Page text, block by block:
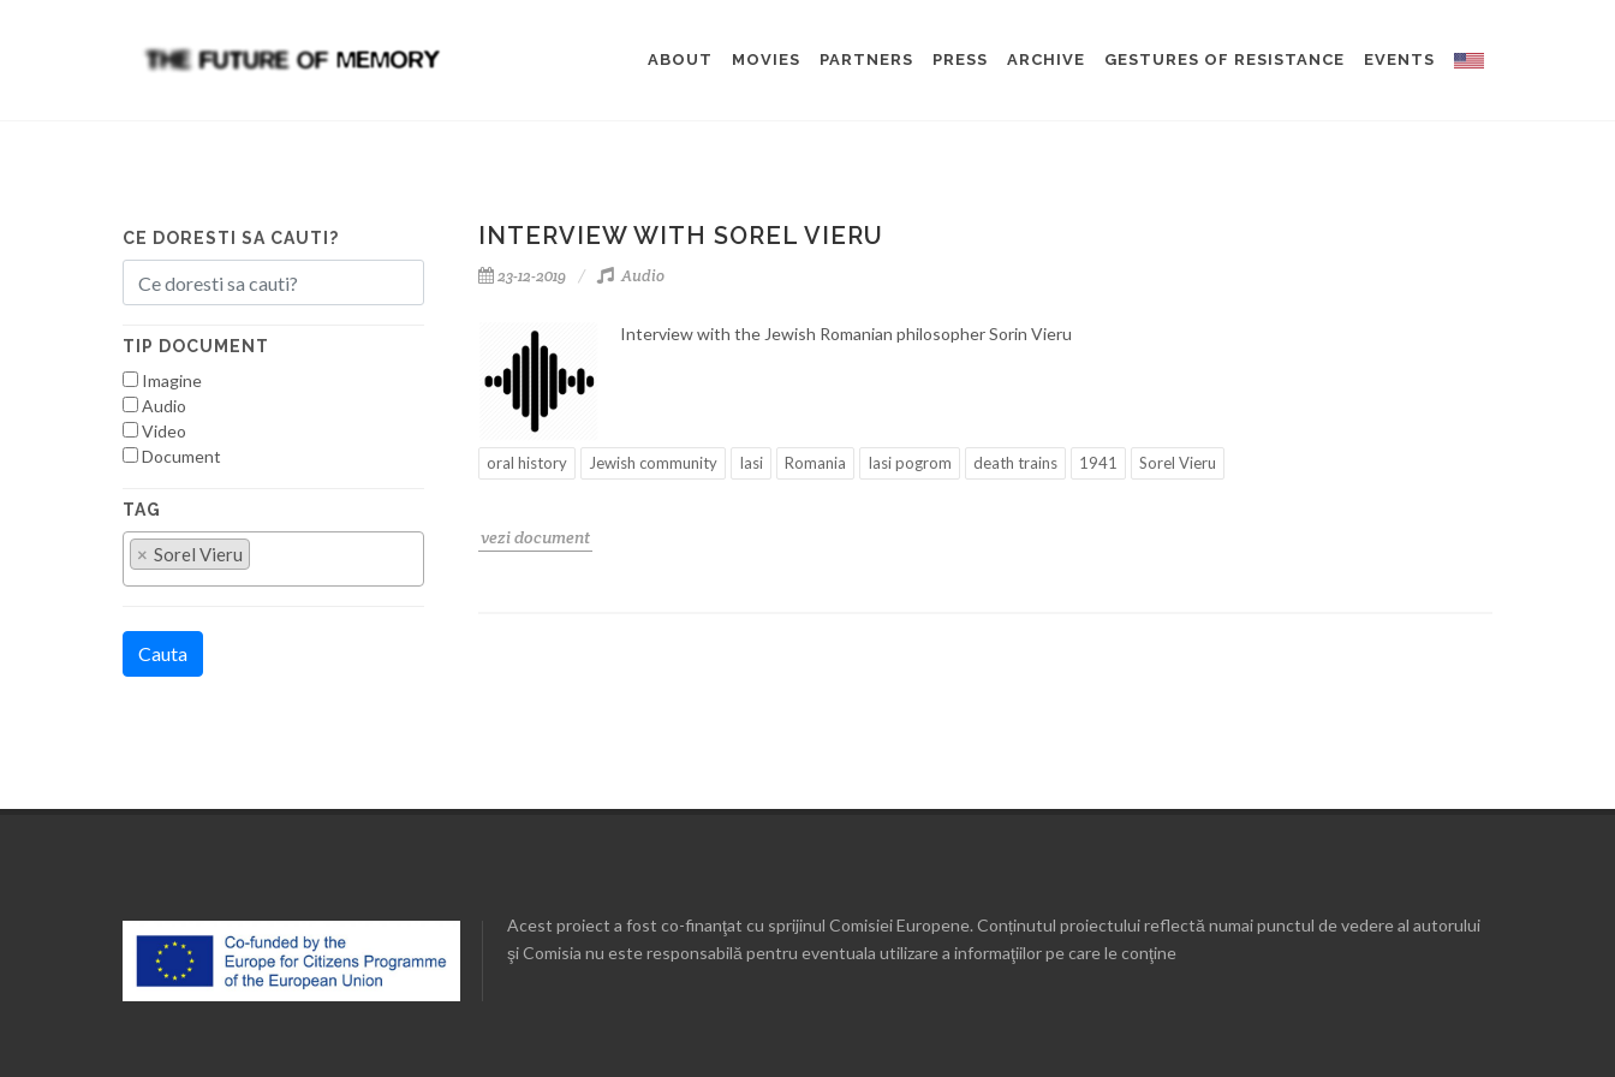
ABOUT MOVIES PARTNERS PRESS ARCHIVE GESTURES OF RESISTANCE EVENTS
INTERVIEW WITH SOREL VIERU
23-12-2019 Audio
Interview with the Jewish Romanian philosopher Sorin Vieru
oral history Jewish community Iasi Romania Iasi pogrom death trains 1941 Sorel Vieru
vezi document
CE DORESTI SA CAUTI?
TIP DOCUMENT
Imagine
Audio
Video
Document
TAG
× Sorel Vieru
Cauta
Acest proiect a fost co-finanţat cu sprijinul Comisiei Europene. Conținutul proiectului reflectă numai punctul de vedere al autorului
şi Comisia nu este responsabilă pentru eventuala utilizare a informaţiilor pe care le conţine